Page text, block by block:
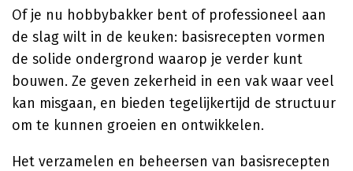
Of je nu hobbybakker bent of professioneel aan
de slag wilt in de keuken: basisrecepten vormen
de solide ondergrond waarop je verder kunt
bouwen. Ze geven zekerheid in een vak waar veel
kan misgaan, en bieden tegelijkertijd de structuur
om te kunnen groeien en ontwikkelen.
Het verzamelen en beheersen van basisrecepten